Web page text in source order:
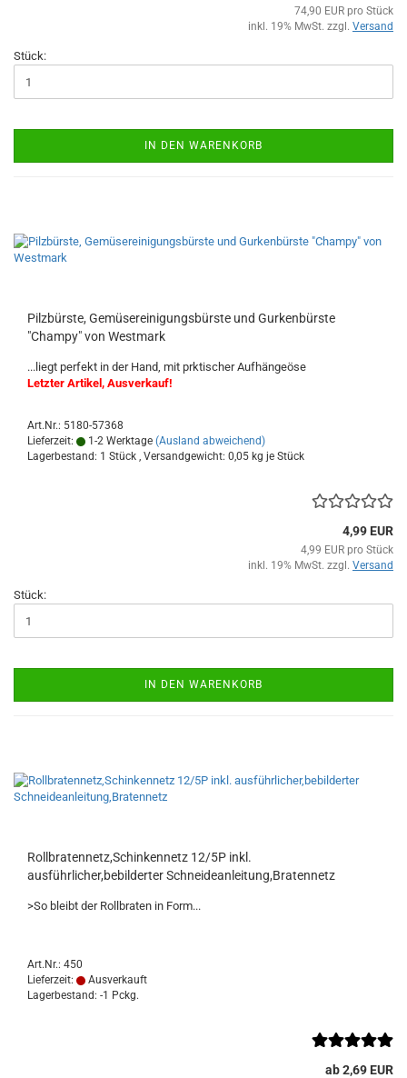
74,90 EUR pro Stück
inkl. 19% MwSt. zzgl. Versand
Stück:
IN DEN WARENKORB
Pilzbürste, Gemüsereinigungsbürste und Gurkenbürste
"Champy" von Westmark
...liegt perfekt in der Hand, mit prktischer Aufhängeöse
Letzter Artikel, Ausverkauf!
Art.Nr.: 5180-57368
Lieferzeit:
1-2 Werktage (Ausland abweichend)
Lagerbestand: 1 Stück , Versandgewicht: 0,05 kg je Stück
4,99 EUR
4,99 EUR pro Stück
inkl. 19% MwSt. zzgl. Versand
Stück:
IN DEN WARENKORB
Rollbratennetz,Schinkennetz 12/5P inkl.
ausführlicher,bebilderter Schneideanleitung,Bratennetz
>So bleibt der Rollbraten in Form...
Art.Nr.: 450
Lieferzeit:
Ausverkauft
Lagerbestand: -1 Pckg.
ab 2,69 EUR